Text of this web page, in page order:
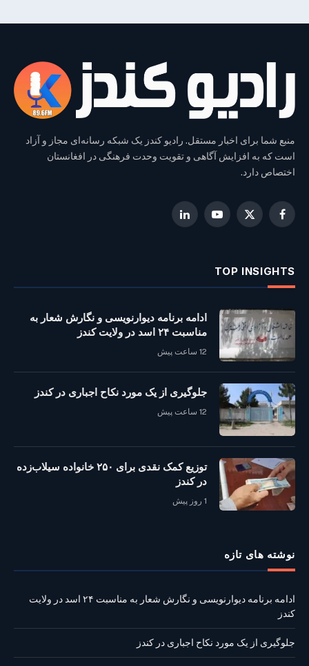
منبع شما برای اخبار مستقل. رادیو کندز یک شبکه رسانه‌ای مجاز و آزاد
است که به افزایش آگاهی و تقویت وحدت فرهنگی در افغانستان
اختصاص دارد.
Facebook
X
YouTube
LinkedIn
TOP INSIGHTS
ادامه برنامه دیوارنویسی و نگارش شعار به
مناسبت ۲۴ اسد در ولایت کندز
12 ساعت پیش
جلوگیری از یک مورد نکاح اجباری در کندز
12 ساعت پیش
توزیع کمک نقدی برای ۲۵۰ خانواده سیلاب‌زده
در کندز
1 روز پیش
نوشته‌ های تازه
ادامه برنامه دیوارنویسی و نگارش شعار به مناسبت ۲۴ اسد در ولایت
کندز
جلوگیری از یک مورد نکاح اجباری در کندز